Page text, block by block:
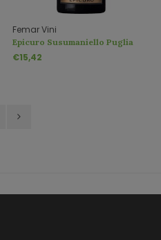
Femar Vini
Epicuro Susumaniello Puglia
IGP
€15,42